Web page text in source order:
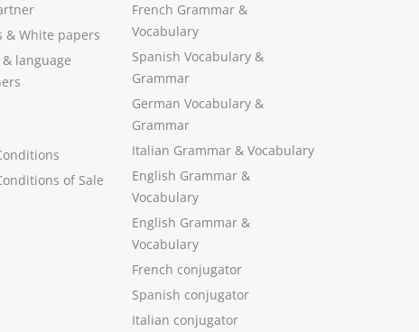
& White papers
language
of Sale
French Grammar &
Vocabulary
Spanish Vocabulary &
Grammar
German Vocabulary &
Grammar
Italian Grammar & Vocabulary
English Grammar &
Vocabulary
English Grammar &
Vocabulary
French conjugator
Spanish conjugator
Italian conjugator